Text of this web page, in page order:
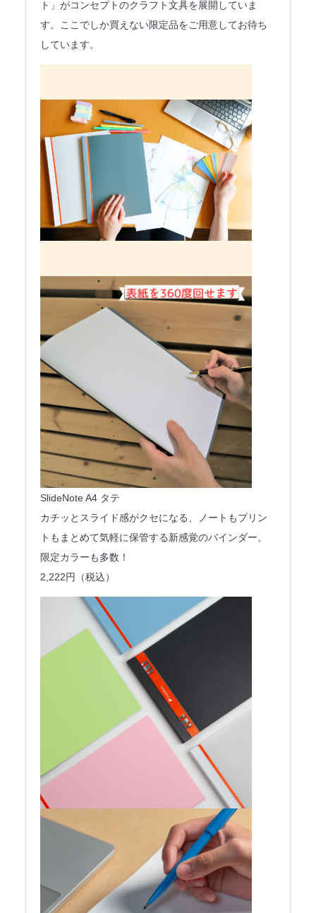
ト」がコンセプトのクラフト文具を展開していま
す。ここでしか買えない限定品をご用意してお待ち
しています。
SlideNote A4 タテ
カチッとスライド感がクセになる、ノートもプリン
トもまとめて気軽に保管する新感覚のバインダー。
限定カラーも多数！
2,222円（税込）